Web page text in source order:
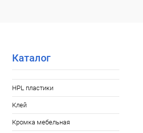
Каталог
HPL пластики
Клей
Кромка мебельная